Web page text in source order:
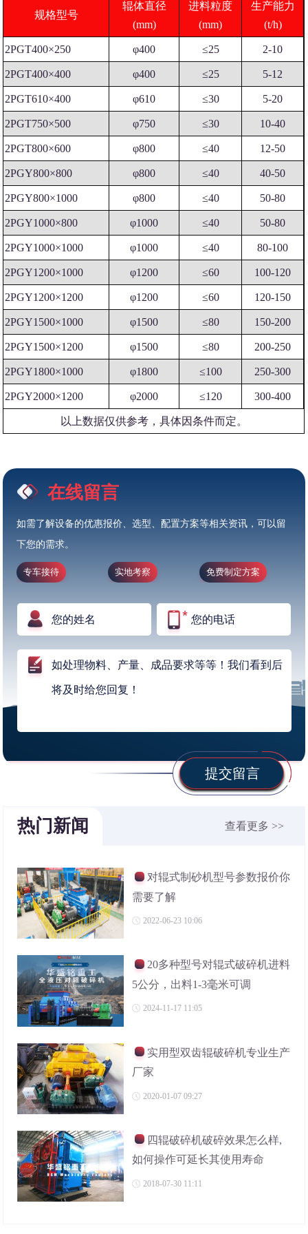
规格型号
辊体直径
(mm)
进料粒度
(mm)
生产能力
(t/h)
2PGT400×250 φ400 ≤25 2-10
2PGT400×400 φ400 ≤25 5-12
2PGT610×400 φ610 ≤30 5-20
2PGT750×500 φ750 ≤30 10-40
2PGT800×600 φ800 ≤40 12-50
2PGY800×800 φ800 ≤40 40-50
2PGY800×1000 φ800 ≤40 50-80
2PGY1000×800 φ1000 ≤40 50-80
2PGY1000×1000 φ1000 ≤40 80-100
2PGY1200×1000 φ1200 ≤60 100-120
2PGY1200×1200 φ1200 ≤60 120-150
2PGY1500×1000 φ1500 ≤80 150-200
2PGY1500×1200 φ1500 ≤80 200-250
2PGY1800×1000 φ1800 ≤100 250-300
2PGY2000×1200 φ2000 ≤120 300-400
以上数据仅供参考，具体因条件而定。
在线留言
如需了解设备的优惠报价、选型、配置方案等相关资讯，可以留
下您的需求。
专车接待 实地考察 免费制定方案
提交留言
热门新闻 查看更多 >>
对辊式制砂机型号参数报价你
需要了解
2022-06-23 10:06
20多种型号对辊式破碎机进料
5公分，出料1-3毫米可调
2024-11-17 11:05
实用型双齿辊破碎机专业生产
厂家
2020-01-07 09:27
四辊破碎机破碎效果怎么样,
如何操作可延长其使用寿命
2018-07-30 11:11